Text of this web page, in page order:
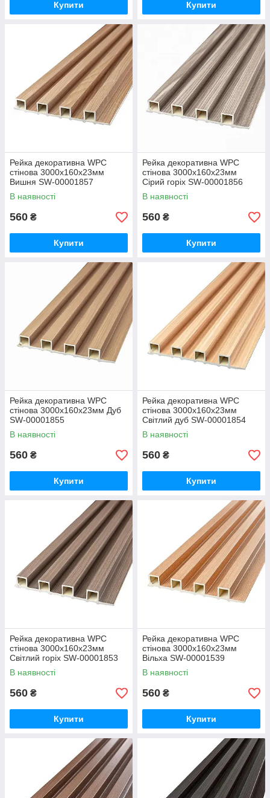
Купити Купити
Рейка декоративна WPC
стінова 3000х160х23мм
Вишня SW-00001857
В наявності
560 ₴
Купити
Рейка декоративна WPC
стінова 3000х160х23мм
Сірий горіх SW-00001856
В наявності
560 ₴
Купити
Рейка декоративна WPC
стінова 3000х160х23мм Дуб
SW-00001855
В наявності
560 ₴
Купити
Рейка декоративна WPC
стінова 3000х160х23мм
Світлий дуб SW-00001854
В наявності
560 ₴
Купити
Рейка декоративна WPC
стінова 3000х160х23мм
Світлий горіх SW-00001853
В наявності
560 ₴
Купити
Рейка декоративна WPC
стінова 3000х160х23мм
Вільха SW-00001539
В наявності
560 ₴
Купити